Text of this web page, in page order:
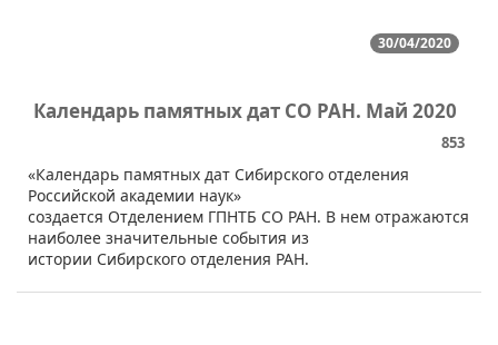
30/04/2020
Календарь памятных дат СО РАН. Май 2020
853
«Календарь памятных дат Сибирского отделения
Российской академии наук»
создается Отделением ГПНТБ СО РАН. В нем отражаются
наиболее значительные события из
истории Сибирского отделения РАН.